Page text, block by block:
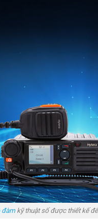
đàmkỹ thuật số được thiết kế